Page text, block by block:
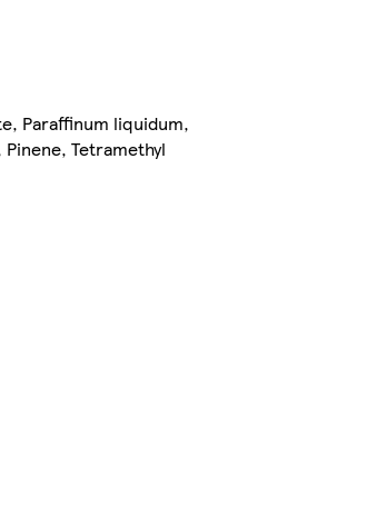
Paraffinum liquidum,
Tetramethyl